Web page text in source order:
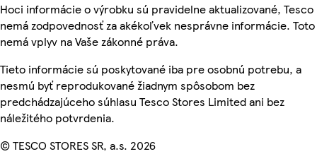
Hoci informácie o výrobku sú pravidelne aktualizované, Tesco
nemá zodpovednosť za akékoľvek nesprávne informácie. Toto
nemá vplyv na Vaše zákonné práva.
Tieto informácie sú poskytované iba pre osobnú potrebu, a
nesmú byť reprodukované žiadnym spôsobom bez
predchádzajúceho súhlasu Tesco Stores Limited ani bez
náležitého potvrdenia.
© TESCO STORES SR, a.s. 2026